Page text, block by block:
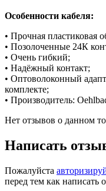
Особенности кабеля:
• Прочная пластиковая
• Позолоченные 24К
• Очень гибкий;
• Надёжный контакт;
• Оптоволоконный
комплекте;
• Производитель:
Нет отзывов о данном
Написать
Пожалуйста
перед тем как написать